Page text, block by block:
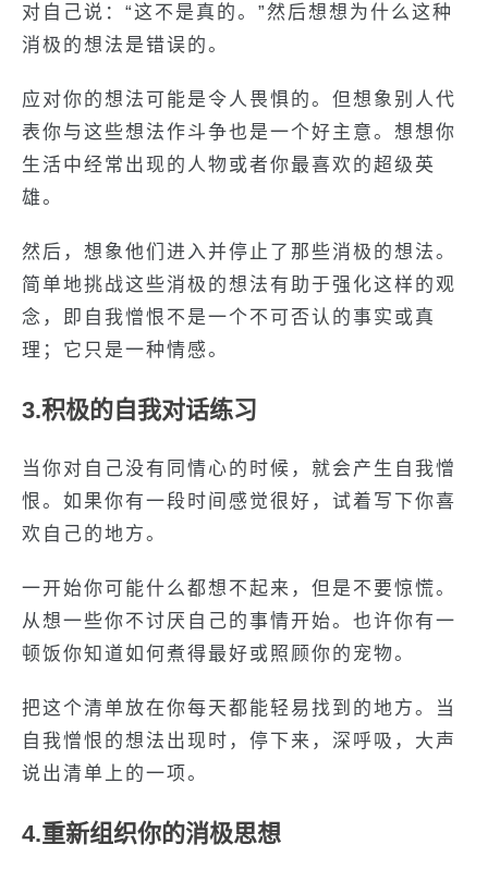
对自己说：“这不是真的。”然后想想为什么这种
消极的想法是错误的。
应对你的想法可能是令人畏惧的。但想象别人代
表你与这些想法作斗争也是一个好主意。想想你
生活中经常出现的人物或者你最喜欢的超级英
雄。
然后，想象他们进入并停止了那些消极的想法。
简单地挑战这些消极的想法有助于强化这样的观
念，即自我憎恨不是一个不可否认的事实或真
理；它只是一种情感。
3.积极的自我对话练习
当你对自己没有同情心的时候，就会产生自我憎
恨。如果你有一段时间感觉很好，试着写下你喜
欢自己的地方。
一开始你可能什么都想不起来，但是不要惊慌。
从想一些你不讨厌自己的事情开始。也许你有一
顿饭你知道如何煮得最好或照顾你的宠物。
把这个清单放在你每天都能轻易找到的地方。当
自我憎恨的想法出现时，停下来，深呼吸，大声
说出清单上的一项。
4.重新组织你的消极思想